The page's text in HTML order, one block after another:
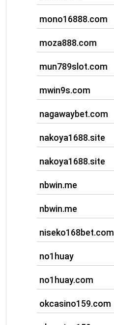
mono16888.com
moza888.com
mun789slot.com
mwin9s.com
nagawaybet.com
nakoya1688.site
nakoya1688.site
nbwin.me
nbwin.me
niseko168bet.com
no1huay
no1huay.com
okcasino159.com